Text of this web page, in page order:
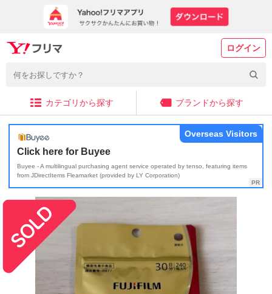
ログイン
カテゴリから探す ブランドから探す
Click here for Buyee
Buyee - A multilingual purchasing agent service operated by tenso, featuring items
from JDirectItems Fleamarket (provided by LY Corporation)
Overseas Visitors